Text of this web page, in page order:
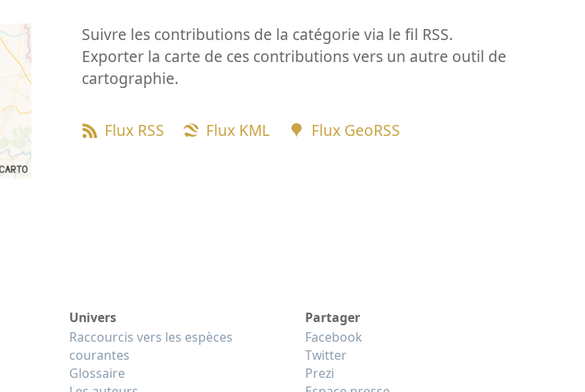
Suivre les contributions de la catégorie via le fil RSS.
Exporter la carte de ces contributions vers un autre outil de
cartographie.
Flux RSS Flux KML Flux GeoRSS
Univers
Raccourcis vers les espèces
courantes
Glossaire
Partager
Facebook
Twitter
Prezi